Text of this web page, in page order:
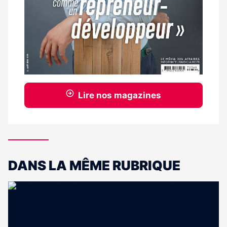
Lire nos magazines
DANS LA MÊME RUBRIQUE